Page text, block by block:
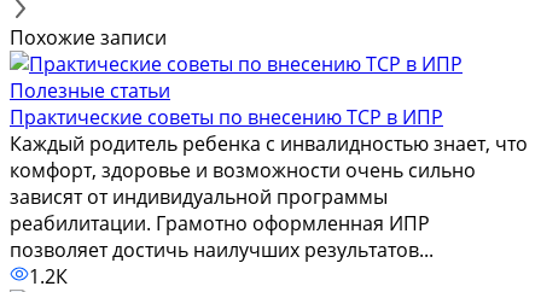
Похожие записи
Полезные статьи
Практические советы по внесению ТСР в ИПР
Каждый родитель ребенка с инвалидностью знает, что
комфорт, здоровье и возможности очень сильно
зависят от индивидуальной программы
реабилитации. Грамотно оформленная ИПР
позволяет достичь наилучших результатов...
1.2К